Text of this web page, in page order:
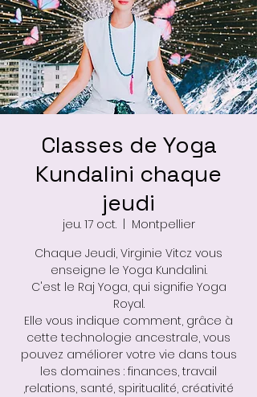
Classes de Yoga
Kundalini chaque
jeudi
jeu. 17 oct.
  |
Montpellier
Chaque Jeudi, Virginie Vitcz vous
enseigne le Yoga Kundalini.
C'est le Raj Yoga, qui signifie Yoga
Royal.
Elle vous indique comment, grâce à
cette technologie ancestrale, vous
pouvez améliorer votre vie dans tous
les domaines : finances, travail
,relations, santé, spiritualité, créativité